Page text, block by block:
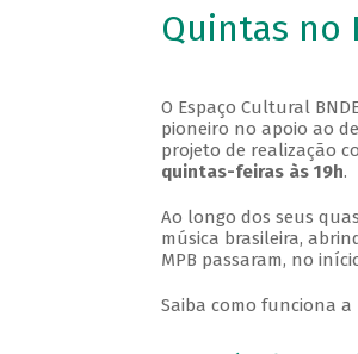
Quintas no
O Espaço Cultural
pioneiro no apoio ao
projeto de realização
quintas-feiras às 19h.
Ao longo dos seus
música brasileira,
MPB passaram, no
Saiba como funciona a